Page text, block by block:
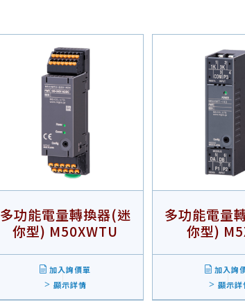
多功能電量轉換器(迷
你型) M50XWTU
加入詢價單
顯示詳情
多功能電量
你型)
加入詢
顯示詳